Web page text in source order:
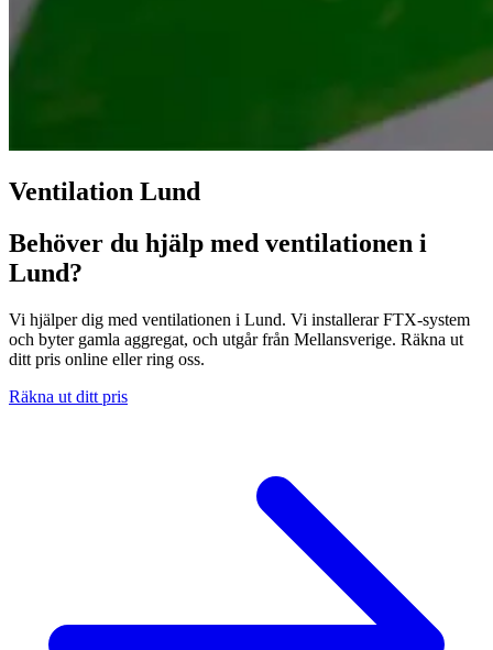
Ventilation Lund
Behöver du hjälp med ventilationen i
Lund?
Vi hjälper dig med ventilationen i Lund. Vi installerar FTX-system
och byter gamla aggregat, och utgår från Mellansverige. Räkna ut
ditt pris online eller ring oss.
Räkna ut ditt pris